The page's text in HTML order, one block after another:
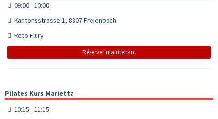
09:00 - 10:00
Kantonsstrasse 1, 8807 Freienbach
Reto Flury
Réserver maintenant
Pilates Kurs Marietta
10:15 - 11:15